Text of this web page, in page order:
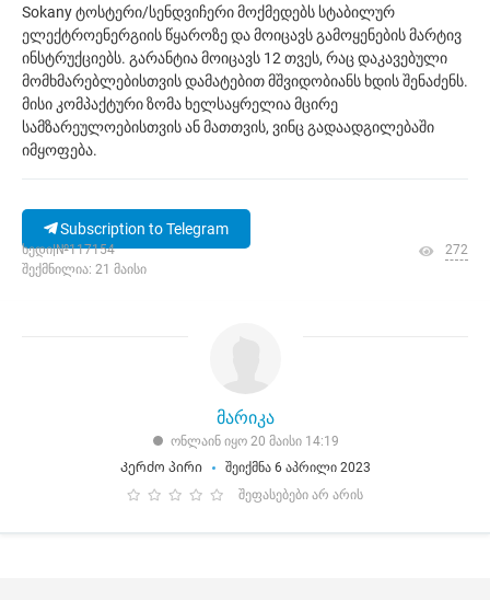
Sokany ტოსტერი/სენდვიჩერი მოქმედებს სტაბილურ
ელექტროენერგიის წყაროზე და მოიცავს გამოყენების მარტივ
ინსტრუქციებს. გარანტია მოიცავს 12 თვეს, რაც დაკავებული
მომხმარებლებისთვის დამატებით მშვიდობიანს ხდის შენაძენს.
მისი კომპაქტური ზომა ხელსაყრელია მცირე
სამზარეულოებისთვის ან მათთვის, ვინც გადაადგილებაში
იმყოფება.
Subscription to Telegram
ხედი|№117154
შექმნილია: 21 მაისი
272
მარიკა
ონლაინ იყო 20 მაისი 14:19
Კერძო პირი
შეიქმნა 6 აპრილი 2023
შეფასებები არ არის